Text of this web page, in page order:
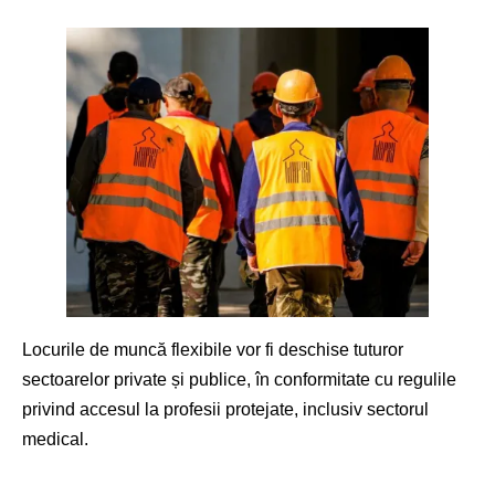
Locurile de muncă flexibile vor fi deschise tuturor
sectoarelor private și publice, în conformitate cu regulile
privind accesul la profesii protejate, inclusiv sectorul
medical.